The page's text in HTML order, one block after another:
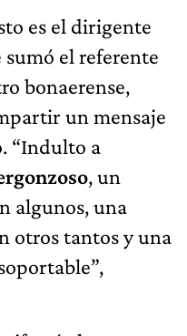
es el dirigente
sumó el referente
bonaerense,
un mensaje
“Indulto a
, un
algunos, una
otros tantos y una